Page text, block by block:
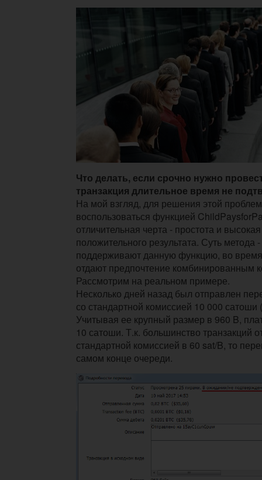
Что делать, если срочно нужно
транзакция длительное время не
На мой взгляд, для решения этой
воспользоваться функцией
отличительная черта - простота и
положительного результата. Суть
поддерживают данную функцию, во
отдают предпочтение комбинированным
Рассмотрим на реальном примере.
Несколько дней назад был отправлен
со стандартной комиссией 10 000 сатоши
Учитывая ее крупный размер в 960 B,
10 сатоши. Т.к. большинство транзакций
стандартной комиссией в 60 sat/B, то
самом конце очереди.